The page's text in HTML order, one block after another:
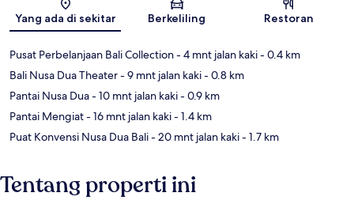
Peta
Yang ada di sekitar Berkeliling Restoran
Pusat Perbelanjaan Bali Collection- 4 mnt jalan kaki- 0.4 km
Bali Nusa Dua Theater- 9 mnt jalan kaki- 0.8 km
Pantai Nusa Dua- 10 mnt jalan kaki- 0.9 km
Pantai Mengiat- 16 mnt jalan kaki- 1.4 km
Puat Konvensi Nusa Dua Bali- 20 mnt jalan kaki- 1.7 km
Tentang properti ini